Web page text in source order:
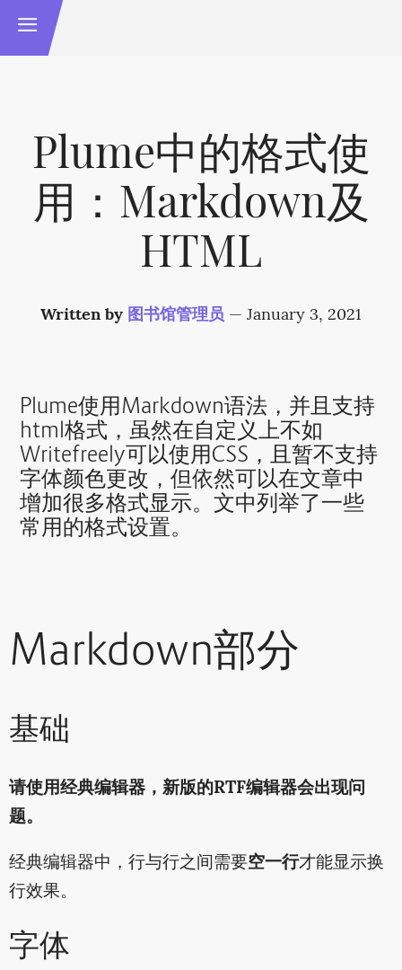
Plume中的格式使
用：Markdown及
HTML
Written by 图书馆管理员 — January 3, 2021
Plume使用Markdown语法，并且支持
html格式，虽然在自定义上不如
Writefreely可以使用CSS，且暂不支持
字体颜色更改，但依然可以在文章中
增加很多格式显示。文中列举了一些
常用的格式设置。
Markdown部分
基础
请使用经典编辑器，新版的RTF编辑器会出现问
题。
经典编辑器中，行与行之间需要空一行才能显示换
行效果。
字体